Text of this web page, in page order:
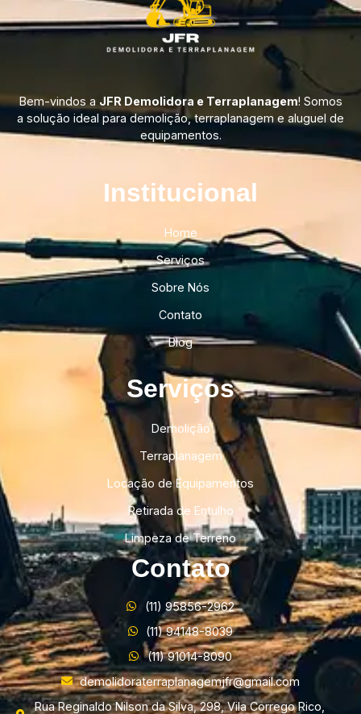
Bem-vindos a JFR Demolidora e Terraplanagem! Somos
a solução ideal para demolição, terraplanagem e aluguel de
equipamentos.
Institucional​
Home
Serviços
Sobre Nós
Contato
Blog
Serviços
Demolição
Terraplanagem
Locação de Equipamentos
Retirada de Entulho
Limpeza de Terreno
Contato
(11) 95856-2962
(11) 94148-8039
(11) 91014-8090
demolidoraterraplanagemjfr@gmail.com
Rua Reginaldo Nilson da Silva, 298, Vila Corrego Rico,